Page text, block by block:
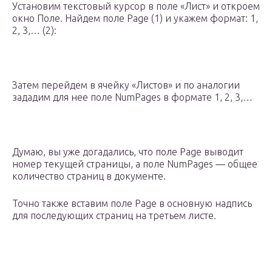
Установим текстовый курсор в поле «Лист» и откроем
окно Поле. Найдем поле Page (1) и укажем формат: 1,
2, 3,… (2):
Затем перейдем в ячейку «Листов» и по аналогии
зададим для нее поле NumPages в формате 1, 2, 3,…
Думаю, вы уже догадались, что поле Page выводит
номер текущей страницы, а поле NumPages — общее
количество страниц в документе.
Точно также вставим поле Page в основную надпись
для последующих страниц на третьем листе.